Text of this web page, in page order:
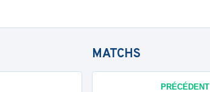
MATCHS
PRÉCÉDENT